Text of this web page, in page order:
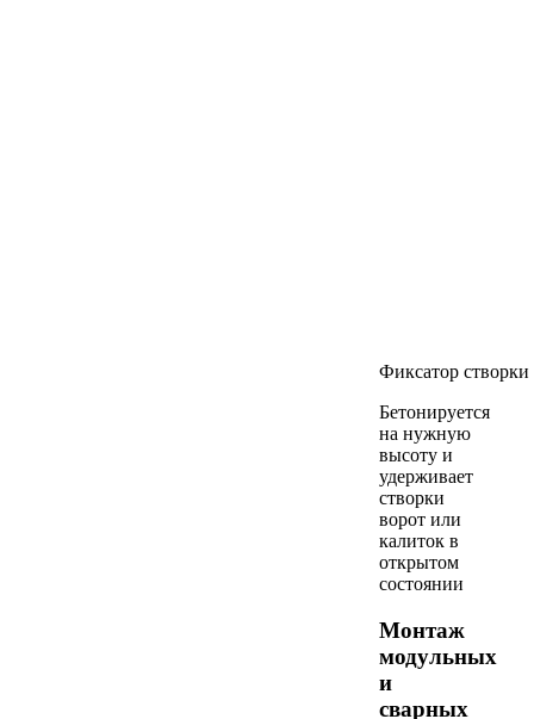
Фиксатор створки
Бетонируется
на нужную
высоту и
удерживает
створки
ворот или
калиток в
открытом
состоянии
Монтаж
модульных
и
сварных